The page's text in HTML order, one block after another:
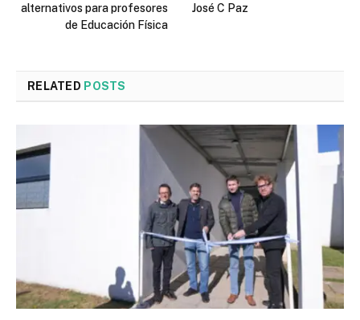
alternativos para profesores
de Educación Física
José C Paz
RELATED POSTS